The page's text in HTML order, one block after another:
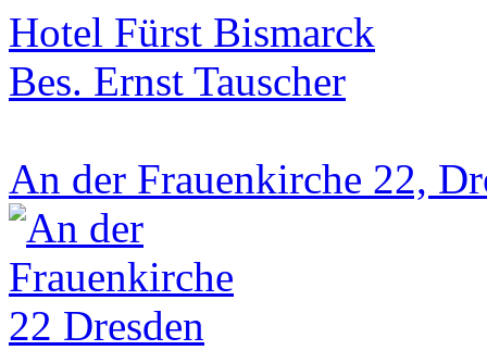
Hotel Fürst Bismarck
Bes. Ernst Tauscher
An der Frauenkirche 22,